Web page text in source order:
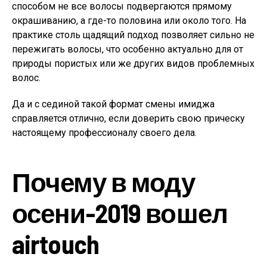
способом не все волосы подвергаются прямому
окрашиванию, а где-то половина или около того. На
практике столь щадящий подход позволяет сильно не
пережигать волосы, что особенно актуально для от
природы пористых или же других видов проблемных
волос.
Да и с сединой такой формат смены имиджа
справляется отлично, если доверить свою прическу
настоящему профессионалу своего дела.
Почему в моду
осени-2019 вошел
airtouch